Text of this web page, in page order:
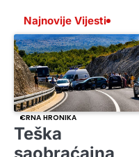
Najnovije Vijesti
CRNA HRONIKA
Teška
saobraćajna